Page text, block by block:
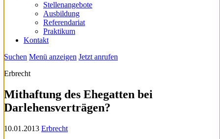
Stellenangebote
Ausbildung
Referendariat
Praktikum
Kontakt
Suchen Menü anzeigen Jetzt anrufen
Erbrecht
Mithaftung des Ehegatten bei
Darlehensverträgen?
10.01.2013 Erbrecht